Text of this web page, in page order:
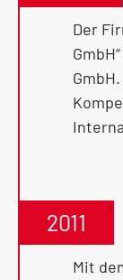
Der
2011
Mit